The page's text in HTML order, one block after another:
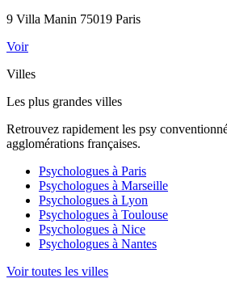
9 Villa Manin 75019 Paris
Voir
Villes
Les plus grandes villes
Retrouvez rapidement les psy
agglomérations françaises.
Psychologues à Paris
Psychologues à Marseille
Psychologues à Lyon
Psychologues à Toulouse
Psychologues à Nice
Psychologues à Nantes
Voir toutes les villes